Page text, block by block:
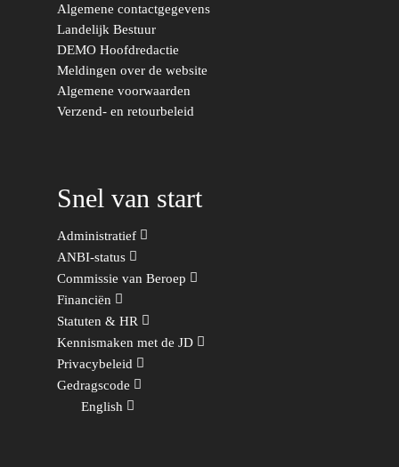
Algemene contactgegevens
Landelijk Bestuur
DEMO Hoofdredactie
Meldingen over de website
Algemene voorwaarden
Verzend- en retourbeleid
Snel van start
Administratief
ANBI-status
Commissie van Beroep
Financiën
Statuten & HR
Kennismaken met de JD
Privacybeleid
Gedragscode
English